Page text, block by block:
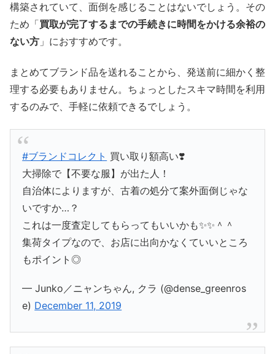
構築されていて、面倒を感じることはないでしょう。その
ため「買取が完了するまでの手続きに時間をかける余裕の
ない方 」におすすめです。
まとめてブランド品を送れることから、発送前に細かく整
理する必要もありません。ちょっとしたスキマ時間を利用
するのみで、手軽に依頼できるでしょう。
#ブランドコレクト 買い取り額高い❣️
大掃除で【不要な服】が出た人！
自治体によりますが、古着の処分て案外面倒じゃな
いですか…？
これは一度査定してもらってもいいかも✨✨＾＾
集荷タイプなので、お店に出向かなくていいところ
もポイント◎
— Junko／ニャンちゃん, クラ (@dense_greenros
e) December 11, 2019